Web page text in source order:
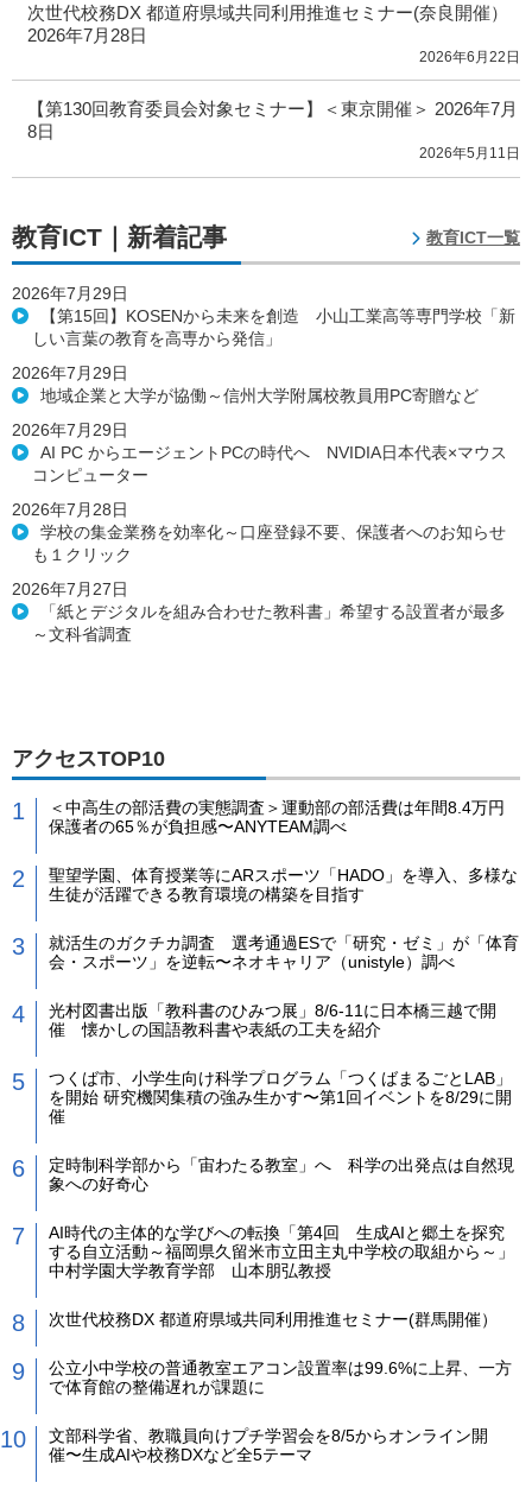
次世代校務DX 都道府県域共同利用推進セミナー(奈良開催）
2026年7月28日
2026年6月22日
【第130回教育委員会対象セミナー】＜東京開催＞ 2026年7月
8日
2026年5月11日
教育ICT｜新着記事 教育ICT一覧
2026年7月29日
【第15回】KOSENから未来を創造 小山工業高等専門学校「新
しい言葉の教育を高専から発信」
2026年7月29日
地域企業と大学が協働～信州大学附属校教員用PC寄贈など
2026年7月29日
AI PC からエージェントPCの時代へ NVIDIA日本代表×マウス
コンピューター
2026年7月28日
学校の集金業務を効率化～口座登録不要、保護者へのお知らせ
も１クリック
2026年7月27日
「紙とデジタルを組み合わせた教科書」希望する設置者が最多
～文科省調査
アクセスTOP10
＜中高生の部活費の実態調査＞運動部の部活費は年間8.4万円
保護者の65％が負担感〜ANYTEAM調べ
聖望学園、体育授業等にARスポーツ「HADO」を導入、多様な
生徒が活躍できる教育環境の構築を目指す
就活生のガクチカ調査 選考通過ESで「研究・ゼミ」が「体育
会・スポーツ」を逆転〜ネオキャリア（unistyle）調べ
光村図書出版「教科書のひみつ展」8/6-11に日本橋三越で開
催 懐かしの国語教科書や表紙の工夫を紹介
つくば市、小学生向け科学プログラム「つくばまるごとLAB」
を開始 研究機関集積の強み生かす〜第1回イベントを8/29に開
催
定時制科学部から「宙わたる教室」へ 科学の出発点は自然現
象への好奇心
AI時代の主体的な学びへの転換「第4回 生成AIと郷土を探究
する自立活動～福岡県久留米市立田主丸中学校の取組から～」
中村学園大学教育学部 山本朋弘教授
次世代校務DX 都道府県域共同利用推進セミナー(群馬開催）
公立小中学校の普通教室エアコン設置率は99.6%に上昇、一方
で体育館の整備遅れが課題に
文部科学省、教職員向けプチ学習会を8/5からオンライン開
催〜生成AIや校務DXなど全5テーマ